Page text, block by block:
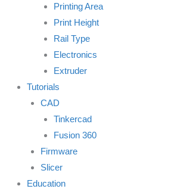
Printing Area
Print Height
Rail Type
Electronics
Extruder
Tutorials
CAD
Tinkercad
Fusion 360
Firmware
Slicer
Education